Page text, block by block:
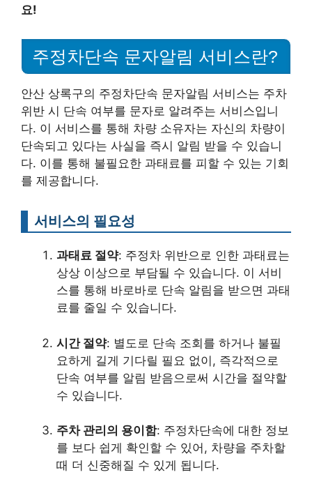
요!
주정차단속 문자알림 서비스란?
안산 상록구의 주정차단속 문자알림 서비스는 주차
위반 시 단속 여부를 문자로 알려주는 서비스입니
다. 이 서비스를 통해 차량 소유자는 자신의 차량이
단속되고 있다는 사실을 즉시 알림 받을 수 있습니
다. 이를 통해 불필요한 과태료를 피할 수 있는 기회
를 제공합니다.
서비스의 필요성
과태료 절약: 주정차 위반으로 인한 과태료는
상상 이상으로 부담될 수 있습니다. 이 서비
스를 통해 바로바로 단속 알림을 받으면 과태
료를 줄일 수 있습니다.
시간 절약: 별도로 단속 조회를 하거나 불필
요하게 길게 기다릴 필요 없이, 즉각적으로
단속 여부를 알림 받음으로써 시간을 절약할
수 있습니다.
주차 관리의 용이함: 주정차단속에 대한 정보
를 보다 쉽게 확인할 수 있어, 차량을 주차할
때 더 신중해질 수 있게 됩니다.